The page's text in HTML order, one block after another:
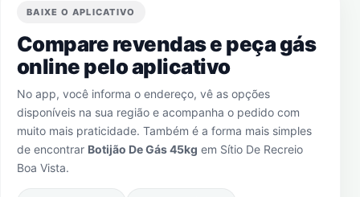
BAIXE O APLICATIVO
Compare revendas e peça gás
online pelo aplicativo
No app, você informa o endereço, vê as opções
disponíveis na sua região e acompanha o pedido com
muito mais praticidade. Também é a forma mais simples
de encontrar Botijão De Gás 45kg em Sítio De Recreio
Boa Vista.